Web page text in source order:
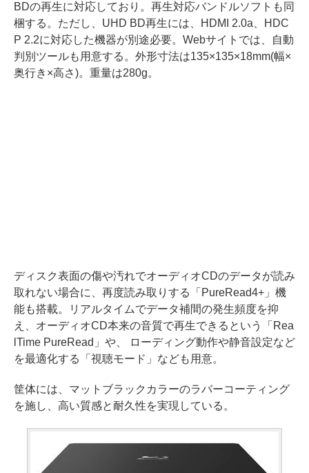
BDの再生に対応しており。再生対応バンドルソフトも同
梱する。ただし、UHD BD再生には、HDMI 2.0a、HDC
P 2.2に対応した機器が別途必要。Webサイトでは、自動
判別ツールも用意する。外形寸法は135×135×18mm(幅×
奥行き×高さ)。重量は280g。
ディスク表面の傷や汚れでオーディオCDのデータが読み
取れない場合に、再度読み取りする「PureRead4+」機
能も搭載。リアルタイムでデータ補間の発生頻度を抑
え、オーディオCD本来の音質で再生できるという「Rea
lTime PureRead」や、 ローディング動作や静音設定など
を最適化する「視聴モード」なども用意。
筐体には、マットブラックカラーのラバーコーティング
を施し、高い質感と耐久性を実現している。